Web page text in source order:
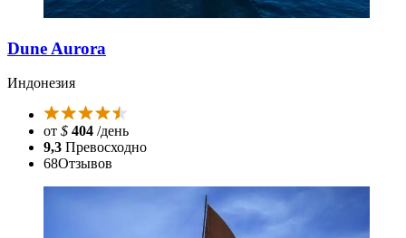
Dune Aurora
Индонезия
от $ 404 /день
9,3 Превосходно
68Отзывов